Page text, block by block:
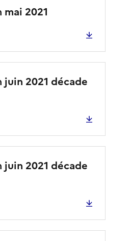
2021
2021 décade
2021 décade